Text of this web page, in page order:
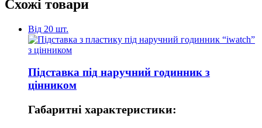
Схожі товари
Від 20 шт.
Підставка під наручний годинник з
цінником
Габаритні характеристики: